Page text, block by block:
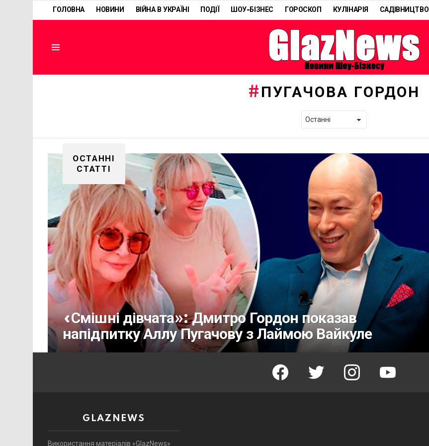
ГОЛОВНА НОВИНИ ВІЙНА В УКРАЇНІ ПОДІЇ ШОУ-БІЗНЕС ГОРОСКОП КУЛІНАРІЯ САДІВНИЦТВО
ПУГАЧОВА ГОРДОН
ОСТАННІ
СТАТТІ
«Смішні дівчата»: Дмитро Гордон показав
напідпитку Аллу Пугачову з Лаймою Вайкуле
facebook twitter instagram youtube
GLAZNEWS
Використання матеріалів «GlazNews»